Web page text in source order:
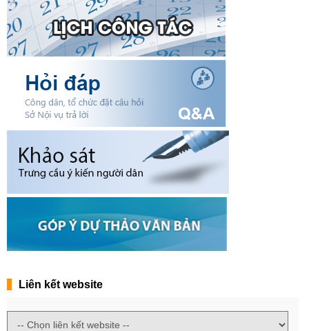
Liên kết website